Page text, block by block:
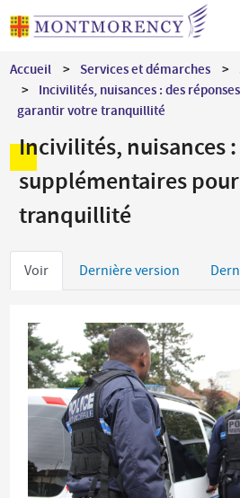
Aller
au
Accueil Services et démarches
Incivilités, nuisances : des
garantir votre tranquillité
Incivilités, nuisances
supplémentaires
tranquillité
Onglets
Voir Dernière version